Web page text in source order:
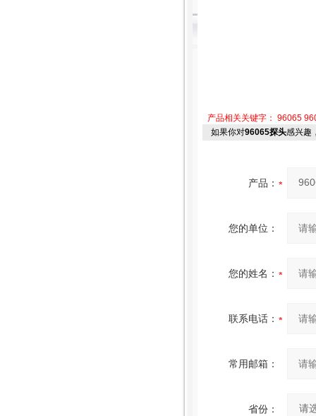
产品相关关键字： 96065
如果你对96065探头感兴趣
产品：
您的单位：
您的姓名：
联系电话：
常用邮箱：
省份：